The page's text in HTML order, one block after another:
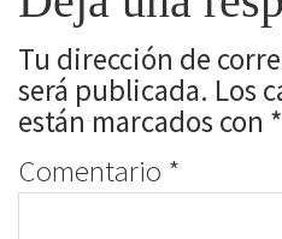
Tu dirección de
será publicada. Los
están marcados con *
Comentario *